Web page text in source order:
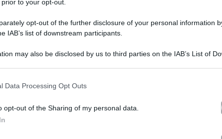
to your opt-out.
opt-out of the further disclosure of your personal information
IAB’s list of downstream participants.
may also be disclosed by us to third parties on the IAB’s List of
but not limited to your visit or usage behaviour. You may click
to Google and its third-party tags to use your data for below specified
consent section.
Data Processing Opt Outs
opt-out of the Sharing of my personal data.
Partenza alla grande ieri
Canale 5
Chi ha vinto la sfida agli ascolti del